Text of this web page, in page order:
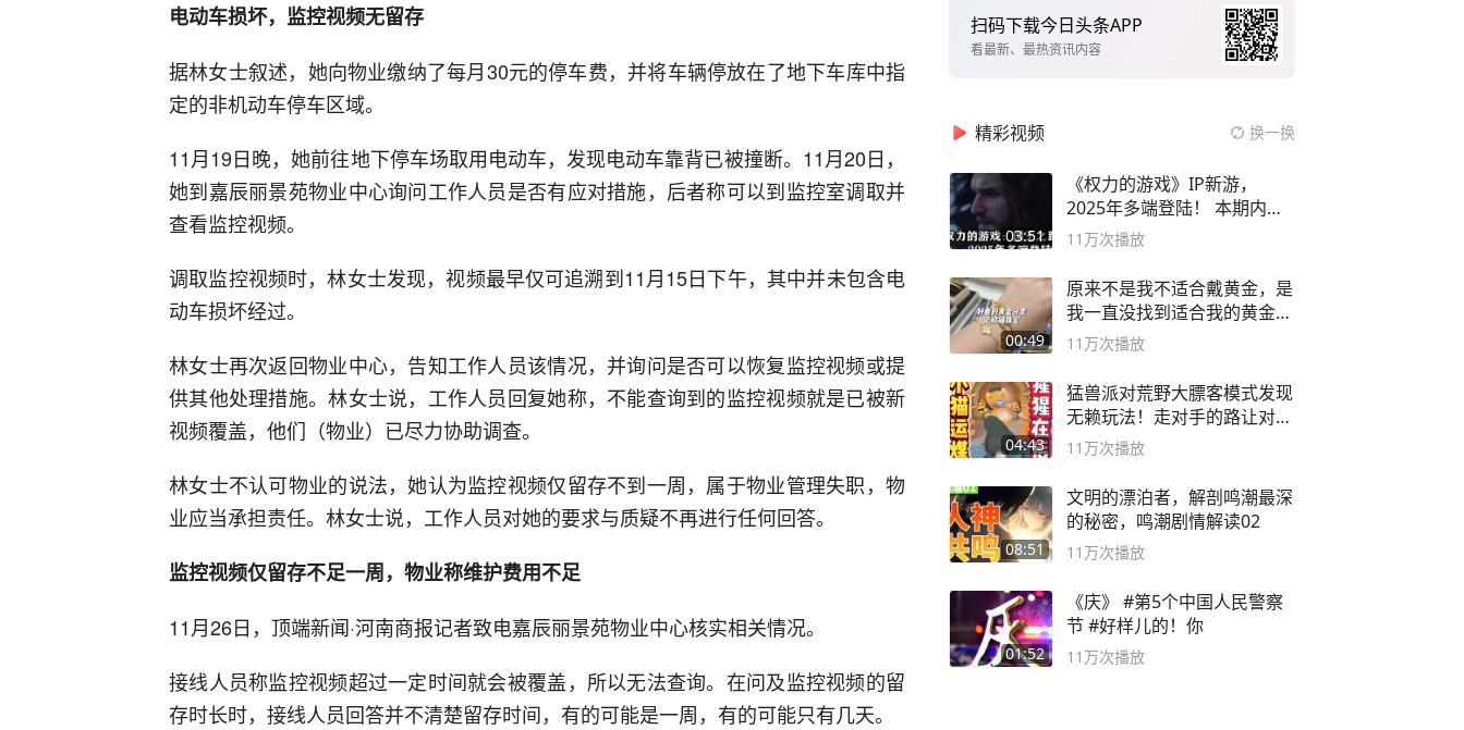
电动车损坏，监控视频无留存
据林女士叙述，她向物业缴纳了每月30元的停车费，并将车辆停放在了地下车库中指
定的非机动车停车区域。
11月19日晚，她前往地下停车场取用电动车，发现电动车靠背已被撞断。11月20日，
她到嘉辰丽景苑物业中心询问工作人员是否有应对措施，后者称可以到监控室调取并
查看监控视频。
调取监控视频时，林女士发现，视频最早仅可追溯到11月15日下午，其中并未包含电
动车损坏经过。
林女士再次返回物业中心，告知工作人员该情况，并询问是否可以恢复监控视频或提
供其他处理措施。林女士说，工作人员回复她称，不能查询到的监控视频就是已被新
视频覆盖，他们（物业）已尽力协助调查。
林女士不认可物业的说法，她认为监控视频仅留存不到一周，属于物业管理失职，物
业应当承担责任。林女士说，工作人员对她的要求与质疑不再进行任何回答。
监控视频仅留存不足一周，物业称维护费用不足
11月26日，顶端新闻·河南商报记者致电嘉辰丽景苑物业中心核实相关情况。
接线人员称监控视频超过一定时间就会被覆盖，所以无法查询。在问及监控视频的留
存时长时，接线人员回答并不清楚留存时间，有的可能是一周，有的可能只有几天。
扫码下载今日头条APP
看最新、最热资讯内容
精彩视频 换一换
03:51
《权力的游戏》IP新游，
2025年多端登陆！ 本期内容
概要
11万次播放
00:49
原来不是我不适合戴黄金，是
我一直没找到适合我的黄金
😭
11万次播放
04:43
猛兽派对荒野大膘客模式发现
无赖玩法！走对手的路让对手
无路可走
11万次播放
08:51
文明的漂泊者，解剖鸣潮最深
的秘密，鸣潮剧情解读02
11万次播放
01:52
《庆》 #第5个中国人民警察
节 #好样儿的！你
11万次播放